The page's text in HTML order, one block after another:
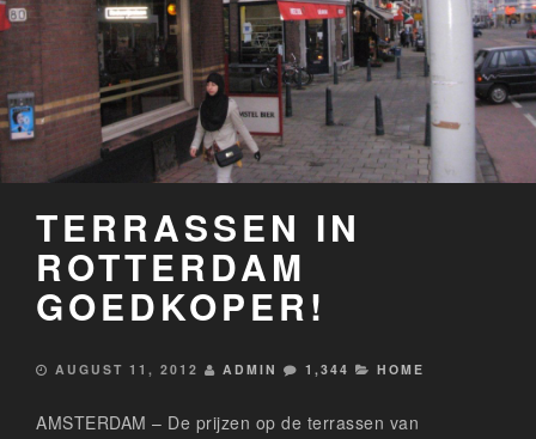
TERRASSEN IN
ROTTERDAM
GOEDKOPER!
AUGUST 11, 2012 ADMIN 1,344 HOME
AMSTERDAM – De prijzen op de terrassen van